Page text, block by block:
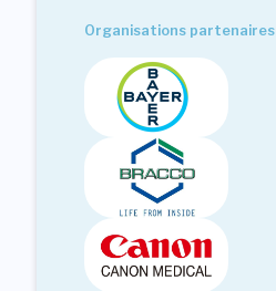
Organisations partenaires